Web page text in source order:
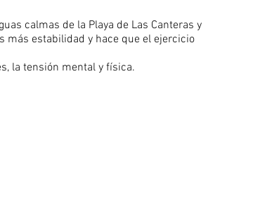
calmas de la Playa de Las Canteras y
estabilidad y hace que el ejercicio
la tensión mental y física.